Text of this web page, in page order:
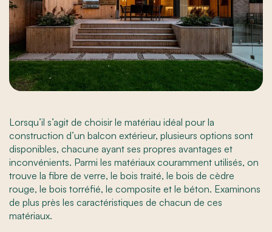
Lorsqu’il s’agit de choisir le matériau idéal pour la
construction d’un balcon extérieur, plusieurs options sont
disponibles, chacune ayant ses propres avantages et
inconvénients. Parmi les matériaux couramment utilisés, on
trouve la fibre de verre, le bois traité, le bois de cèdre
rouge, le bois torréfié, le composite et le béton. Examinons
de plus près les caractéristiques de chacun de ces
matériaux.